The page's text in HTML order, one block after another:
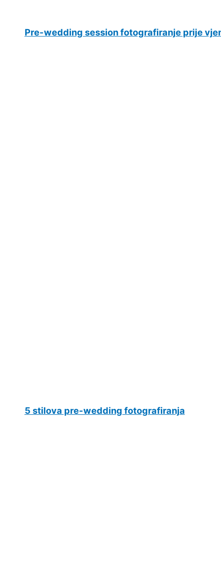
Pre-wedding session fotografiranje prije
5 stilova pre-wedding fotografiranja